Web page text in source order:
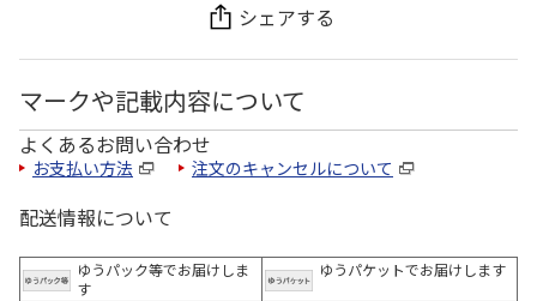
シェアする
マークや記載内容について
よくあるお問い合わせ
お支払い方法 注文のキャンセルについて
配送情報について
ゆうパック等でお届けしま
す
ゆうパケットでお届けします